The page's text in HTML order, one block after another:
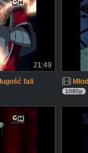
21:49
fali
1080p